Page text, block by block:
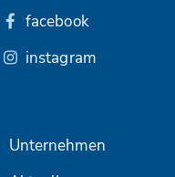
Unternehmen
facebook
instagram